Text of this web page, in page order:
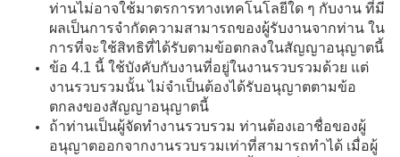
ท่านไม่อาจใช้มาตรการทางเทคโนโลยีใด ๆ กับงาน ที่มี
ผลเป็นการจำกัดความสามารถของผู้รับงานจากท่าน ใน
การที่จะใช้สิทธิที่ได้รับตามข้อตกลงในสัญญาอนุญาตนี้
ข้อ 4.1 นี้ ใช้บังคับกับงานที่อยู่ในงานรวบรวมด้วย แต่
งานรวบรวมนั้น ไม่จำเป็นต้องได้รับอนุญาตตามข้อ
ตกลงของสัญญาอนุญาตนี้
ถ้าท่านเป็นผู้จัดทำงานรวบรวม ท่านต้องเอาชื่อของผู้
อนุญาตออกจากงานรวบรวมเท่าที่สามารถทำได้ เมื่อผู้